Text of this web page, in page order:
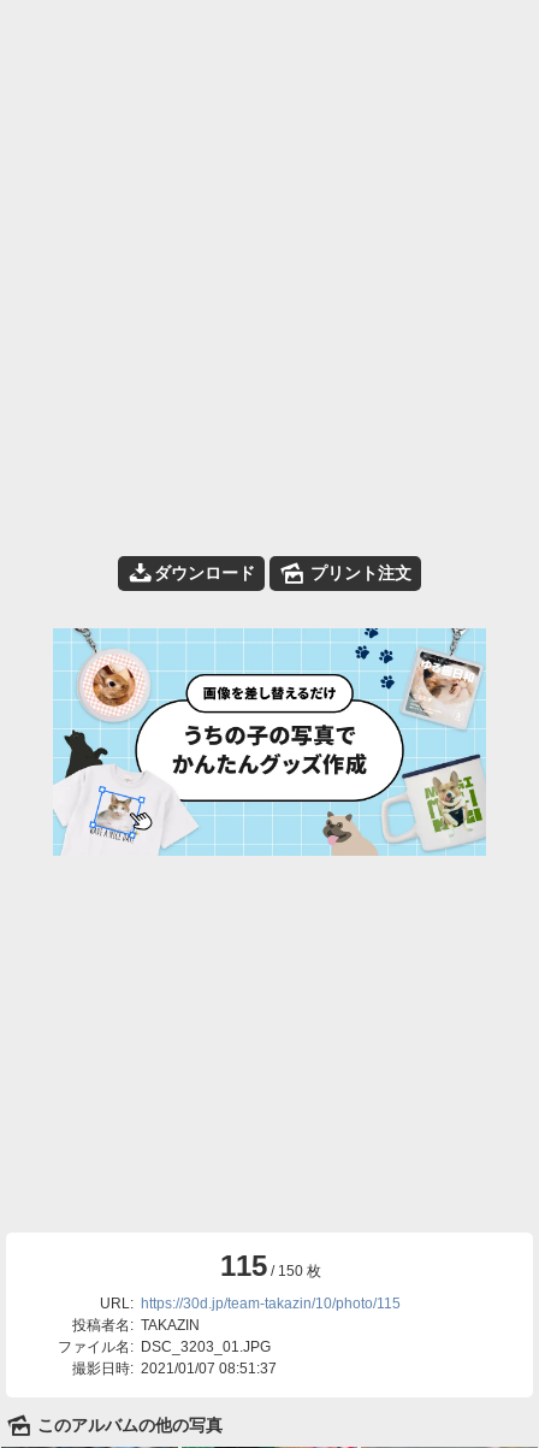
📥ダウンロード 🌄 プリント注文
115/ 150 枚
URL: https://30d.jp/team-takazin/10/photo/115
投稿者名: TAKAZIN
ファイル名: DSC_3203_01.JPG
撮影日時: 2021/01/07 08:51:37
🌄 このアルバムの他の写真